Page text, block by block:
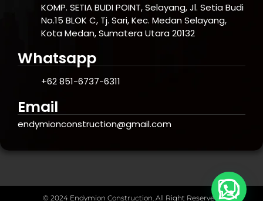
KOMP. SETIA BUDI POINT, Selayang, Jl. Setia Budi
No.15 BLOK C, Tj. Sari, Kec. Medan Selayang,
Kota Medan, Sumatera Utara 20132
Whatsapp
+62 851-6737-6311
Email
endymionconstruction@gmail.com
© 2024 Endymion Construction. All Right Reserved.